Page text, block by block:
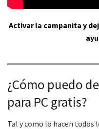
Activar la campanita y
¿Cómo puedo
para PC gratis?
Tal y como lo hacen todos